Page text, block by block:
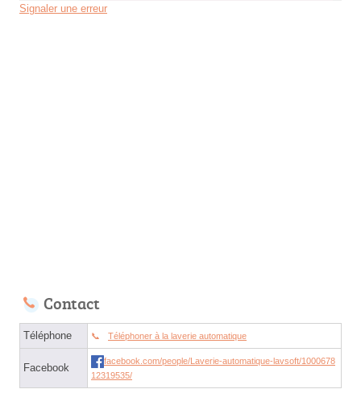
Signaler une erreur
Contact
Téléphone Téléphoner à la laverie automatique
Facebook
facebook.com/people/Laverie-automatique-lavsoft/1000678
12319535/